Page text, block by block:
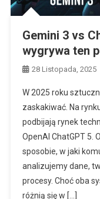
Gemini 3 vs
wygrywa ten
28 Listopada, 2025
W 2025 roku
zaskakiwać. Na
podbijają rynek
OpenAI ChatGPT 5.
sposobie, w jaki
analizujemy dane,
procesy. Choć oba
różnią się w […]